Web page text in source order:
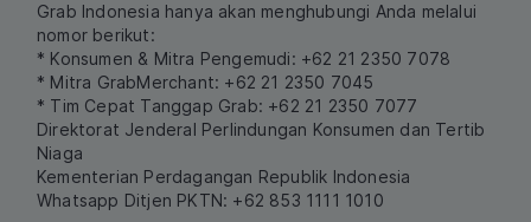
Grab Indonesia hanya akan menghubungi Anda melalui
nomor berikut:
* Konsumen & Mitra Pengemudi: +62 21 2350 7078
* Mitra GrabMerchant: +62 21 2350 7045
* Tim Cepat Tanggap Grab: +62 21 2350 7077
Direktorat Jenderal Perlindungan Konsumen dan Tertib
Niaga
Kementerian Perdagangan Republik Indonesia
Whatsapp Ditjen PKTN: +62 853 1111 1010